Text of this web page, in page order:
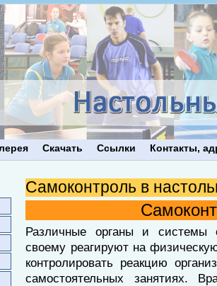
Скачать Ссылки Контакты,
Самоконтроль в
Различные органы и системы
своему реагируют на
контролировать реакцию
самостоятельных занятиях.